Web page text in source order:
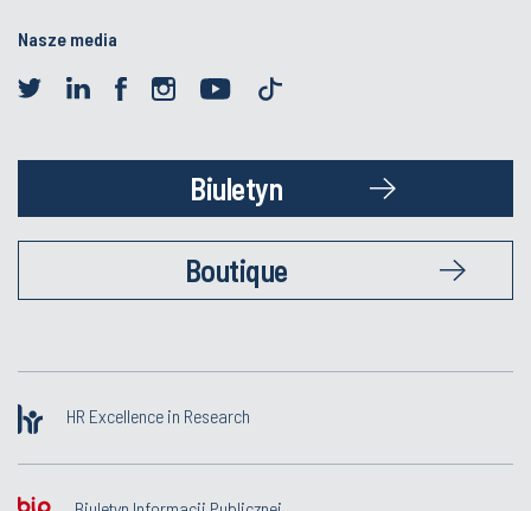
Nasze media
Biuletyn
Boutique
HR Excellence in Research